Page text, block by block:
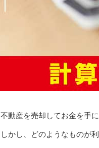
不動産を売却してお金を手
しかし、どのようなものが